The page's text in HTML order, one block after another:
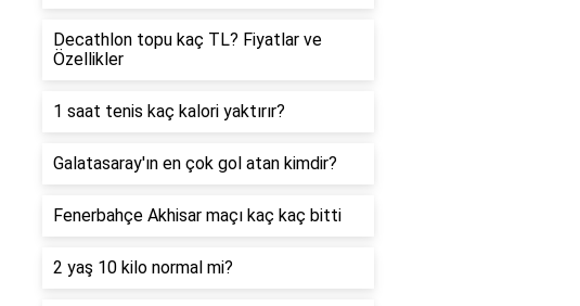
Decathlon topu kaç TL? Fiyatlar ve
Özellikler
1 saat tenis kaç kalori yaktırır?
Galatasaray'ın en çok gol atan kimdir?
Fenerbahçe Akhisar maçı kaç kaç bitti
2 yaş 10 kilo normal mi?